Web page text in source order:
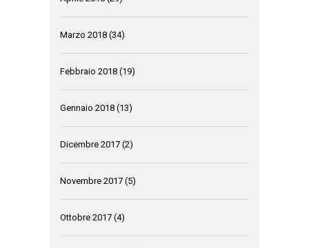
Marzo 2018 (34)
Febbraio 2018 (19)
Gennaio 2018 (13)
Dicembre 2017 (2)
Novembre 2017 (5)
Ottobre 2017 (4)